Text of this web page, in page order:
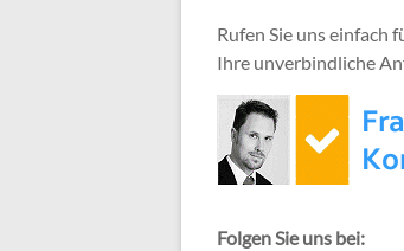
Rufen Sie uns einfach
Ihre unverbindliche
Folgen Sie uns bei: